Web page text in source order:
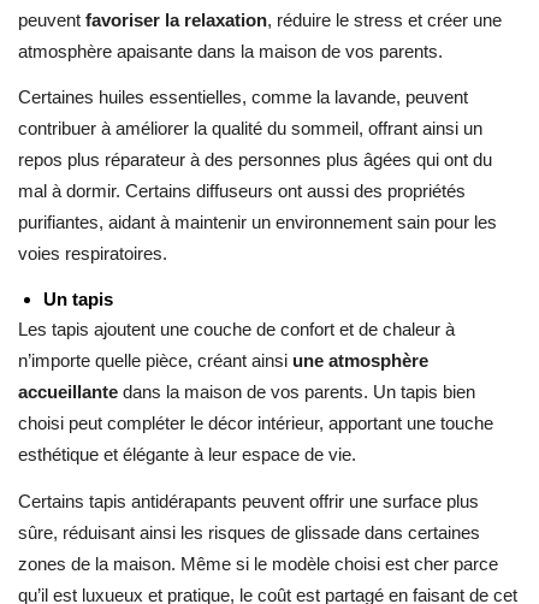
peuvent favoriser la relaxation, réduire le stress et créer une
atmosphère apaisante dans la maison de vos parents.
Certaines huiles essentielles, comme la lavande, peuvent
contribuer à améliorer la qualité du sommeil, offrant ainsi un
repos plus réparateur à des personnes plus âgées qui ont du
mal à dormir. Certains diffuseurs ont aussi des propriétés
purifiantes, aidant à maintenir un environnement sain pour les
voies respiratoires.
Un tapis
Les tapis ajoutent une couche de confort et de chaleur à
n’importe quelle pièce, créant ainsi une atmosphère
accueillante dans la maison de vos parents. Un tapis bien
choisi peut compléter le décor intérieur, apportant une touche
esthétique et élégante à leur espace de vie.
Certains tapis antidérapants peuvent offrir une surface plus
sûre, réduisant ainsi les risques de glissade dans certaines
zones de la maison. Même si le modèle choisi est cher parce
qu’il est luxueux et pratique, le coût est partagé en faisant de cet